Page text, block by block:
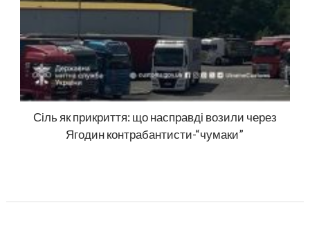
Сіль як прикриття: що насправді возили через
Ягодин контрабантисти-“чумаки”